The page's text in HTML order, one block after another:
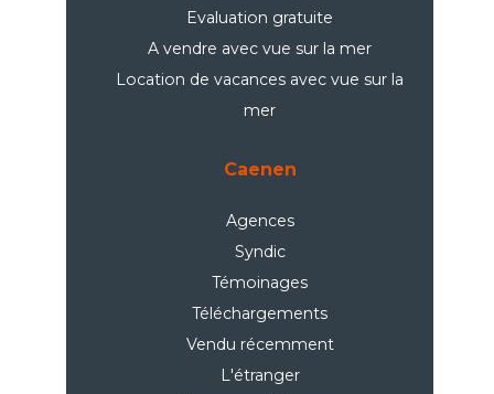
Evaluation gratuite
A vendre avec vue sur la mer
Location de vacances avec vue sur la
mer
Caenen
Agences
Syndic
Témoinages
Téléchargements
Vendu récemment
L'étranger